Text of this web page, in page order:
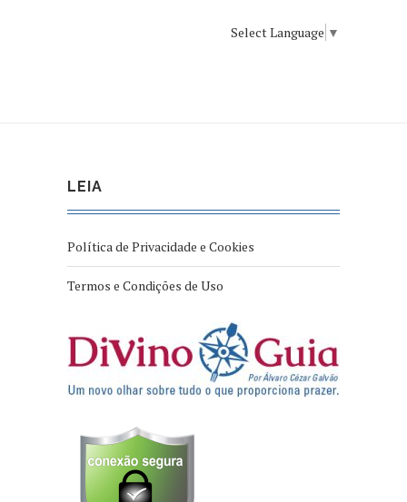
Select Language ▼
LEIA
Política de Privacidade e Cookies
Termos e Condições de Uso